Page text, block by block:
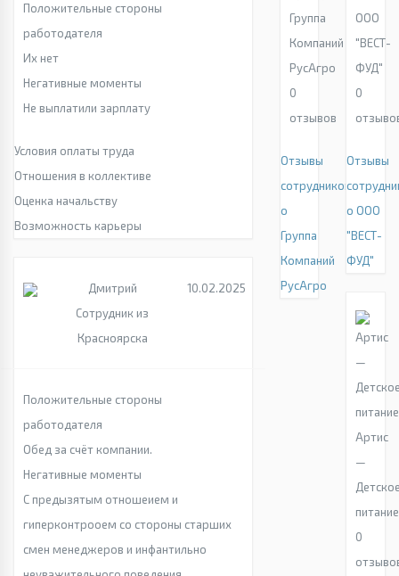
Положительные стороны
работодателя
Их нет
Негативные моменты
Не выплатили зарплату
Условия оплаты труда
Отношения в коллективе
Оценка начальству
Возможность карьеры
Дмитрий
Сотрудник из
Красноярска
10.02.2025
Положительные стороны
работодателя
Обед за счёт компании.
Негативные моменты
С предызятым отношеием и
гиперконтрооем со стороны старших
смен менеджеров и инфантильно
Группа
Компаний
РусАгро
0
отзывов
Отзывы
сотрудников
о
Группа
Компаний
РусАгро
ООО
"ВЕСТ-
ФУД"
0
Отзывы
о ООО
"ВЕСТ-
ФУД"
Артис
—
питание
0